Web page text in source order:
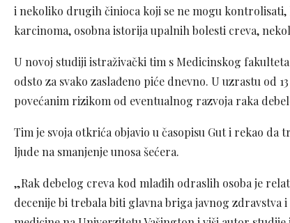
i nekoliko drugih činioca koji se ne mogu
karcinoma, osobna istorija upalnih bolesti creva,
U novoj studiji istraživački tim s Medicinskog
odsto za svako zaslađeno piće dnevno. U uzrastu od
povećanim rizikom od eventualnog razvoja raka
Tim je svoja otkrića objavio u časopisu Gut i rekao
ljude na smanjenje unosa šećera.
„Rak debelog creva kod mlađih odraslih osoba je
decenije bi trebala biti glavna briga javnog